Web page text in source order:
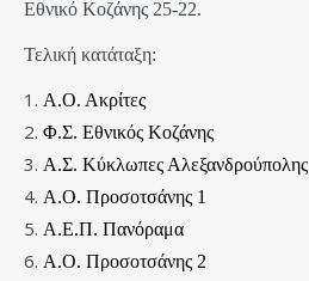
Εθνικό Κοζάνης 25-22.
Τελική κατάταξη:
Α.Ο. Ακρίτες
Φ.Σ. Εθνικός Κοζάνης
Α.Σ. Κύκλωπες Αλεξανδρούπολης
Α.Ο. Προσοτσάνης 1
Α.Ε.Π. Πανόραμα
Α.Ο. Προσοτσάνης 2